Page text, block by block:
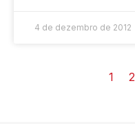
4 de dezembro de 2012
1 2